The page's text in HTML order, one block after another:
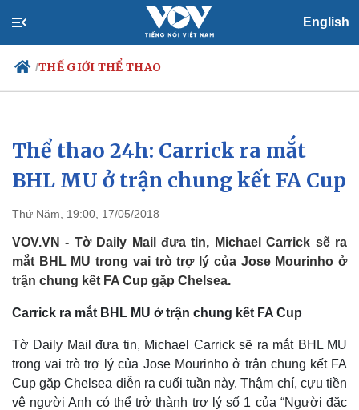
English
/THẾ GIỚI THỂ THAO
Chính trị
Đảng
Tổ chức nhân sự
Nhận diện sự thật
Xã hội
Dự báo thời tiết
Việc làm
Biển đảo
Thể thao 24h: Carrick ra mắt
BHL MU ở trận chung kết FA Cup
Thứ Năm, 19:00, 17/05/2018
VOV.VN - Tờ Daily Mail đưa tin, Michael Carrick sẽ ra
mắt BHL MU trong vai trò trợ lý của Jose Mourinho ở
trận chung kết FA Cup gặp Chelsea.
Carrick ra mắt BHL MU ở trận chung kết FA Cup
Tờ Daily Mail đưa tin, Michael Carrick sẽ ra mắt BHL MU
trong vai trò trợ lý của Jose Mourinho ở trận chung kết FA
Cup gặp Chelsea diễn ra cuối tuần này. Thậm chí, cựu tiền
vệ người Anh có thể trở thành trợ lý số 1 của “Người đặc